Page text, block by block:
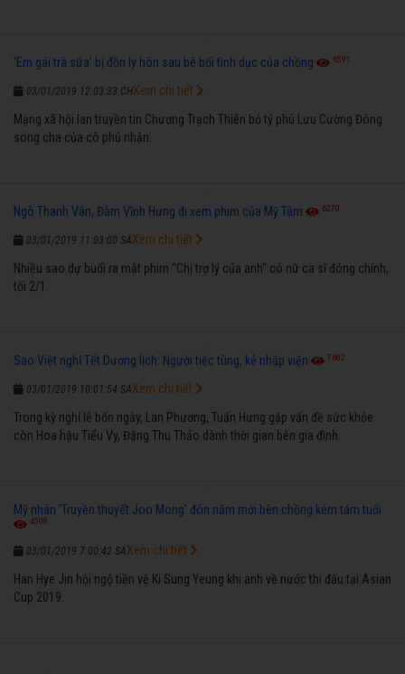
'Em gái trà sữa' bị đồn ly hôn sau bê bối tình dục của chồng 6591
03/01/2019 12:03:33 CH
Mạng xã hội lan truyền tin Chương Trạch Thiên bỏ tỷ phú Lưu Cường Đông
song cha của cô phủ nhận.
Xem chi tiết
Ngô Thanh Vân, Đàm Vĩnh Hưng đi xem phim của Mỹ Tâm 6270
03/01/2019 11:03:00 SA
Nhiều sao dự buổi ra mắt phim "Chị trợ lý của anh" có nữ ca sĩ đóng chính,
tối 2/1.
Xem chi tiết
Sao Việt nghỉ Tết Dương lịch: Người tiệc tùng, kẻ nhập viện 7682
03/01/2019 10:01:54 SA
Trong kỳ nghỉ lễ bốn ngày, Lan Phương, Tuấn Hưng gặp vấn đề sức khỏe
còn Hoa hậu Tiểu Vy, Đặng Thu Thảo dành thời gian bên gia đình.
Xem chi tiết
Mỹ nhân 'Truyền thuyết Joo Mong' đón năm mới bên chồng kém tám tuổi
4508
03/01/2019 7:00:42 SA
Han Hye Jin hội ngộ tiền vệ Ki Sung Yeung khi anh về nước thi đấu tại Asian
Cup 2019.
Xem chi tiết